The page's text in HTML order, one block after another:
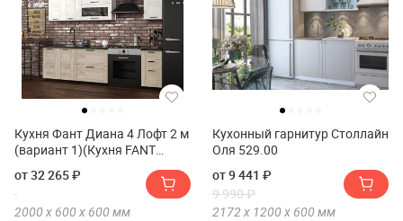
Кухня Фант Диана 4 Лофт 2 м
(вариант 1)(Кухня FANT
Диана 4 Лофт 2 м (вариант
1))
от 32 265 ₽
2000 х 600 х 600 мм
Кухонный гарнитур Столлайн
Оля 529.00
от 9 441 ₽
9 990 ₽
2172 х 1200 х 600 мм